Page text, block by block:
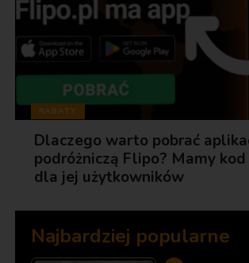
RABATY
Dlaczego warto pobrać
podróżniczą Flipo? Mamy
dla jej użytkowników
Najbardziej popularne